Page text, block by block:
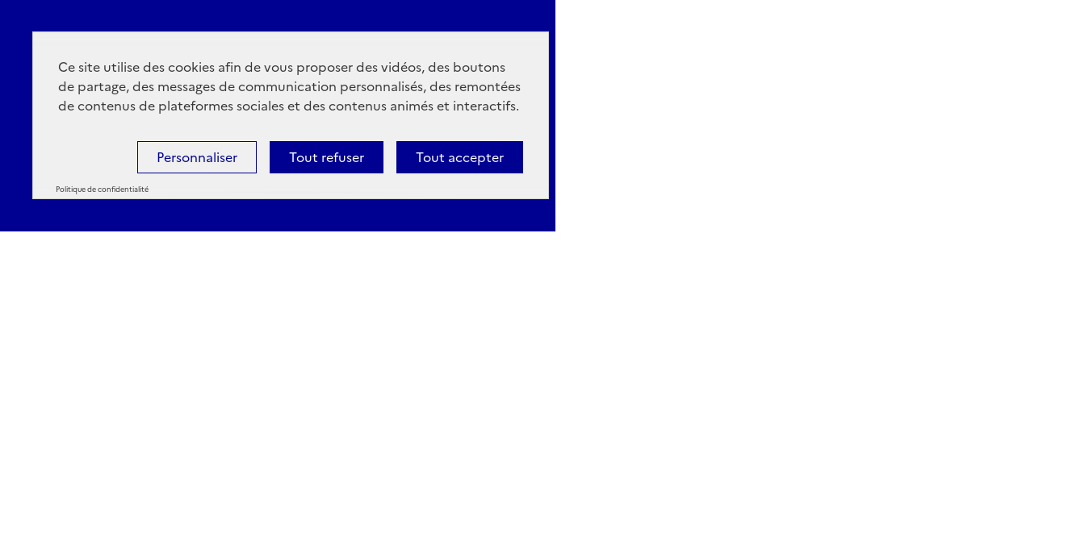
Ce site utilise des cookies afin de vous proposer des vidéos, des boutons
de partage, des messages de communication personnalisés, des remontées
de contenus de plateformes sociales et des contenus animés et interactifs.
Tout accepter
Tout refuser
Personnaliser
Politique de confidentialité